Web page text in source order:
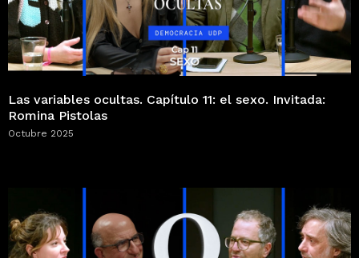
Las variables ocultas. Capítulo 11: el sexo. Invitada:
Romina Pistolas
Octubre 2025